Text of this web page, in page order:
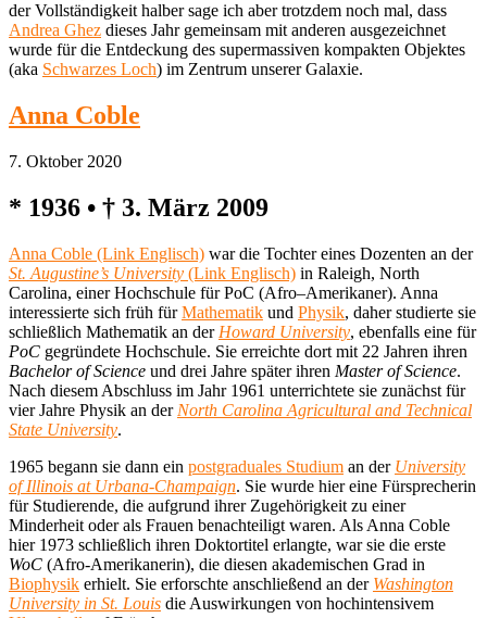
der Vollständigkeit halber sage ich aber trotzdem noch mal, dass
Andrea Ghez dieses Jahr gemeinsam mit anderen ausgezeichnet
wurde für die Entdeckung des supermassiven kompakten Objektes
(aka Schwarzes Loch) im Zentrum unserer Galaxie.
Anna Coble
7. Oktober 2020
* 1936 • † 3. März 2009
Anna Coble (Link Englisch) war die Tochter eines Dozenten an der
St. Augustine’s University (Link Englisch) in Raleigh, North
Carolina, einer Hochschule für PoC (Afro–Amerikaner). Anna
interessierte sich früh fürMathematik und Physik, daher studierte sie
schließlich Mathematik an der Howard University, ebenfalls eine für
PoC gegründete Hochschule. Sie erreichte dort mit 22 Jahren ihren
Bachelor of Science und drei Jahre später ihren Master of Science.
Nach diesem Abschluss im Jahr 1961 unterrichtete sie zunächst für
vier Jahre Physik an der North Carolina Agricultural and Technical
State University.
1965 begann sie dann ein postgraduales Studium an der University
of Illinois at Urbana-Champaign. Sie wurde hier eine Fürsprecherin
für Studierende, die aufgrund ihrer Zugehörigkeit zu einer
Minderheit oder als Frauen benachteiligt waren. Als Anna Coble
hier 1973 schließlich ihren Doktortitel erlangte, war sie die erste
WoC (Afro-Amerikanerin), die diesen akademischen Grad in
Biophysik erhielt. Sie erforschte anschließend an der Washington
University in St. Louis die Auswirkungen von hochintensivem